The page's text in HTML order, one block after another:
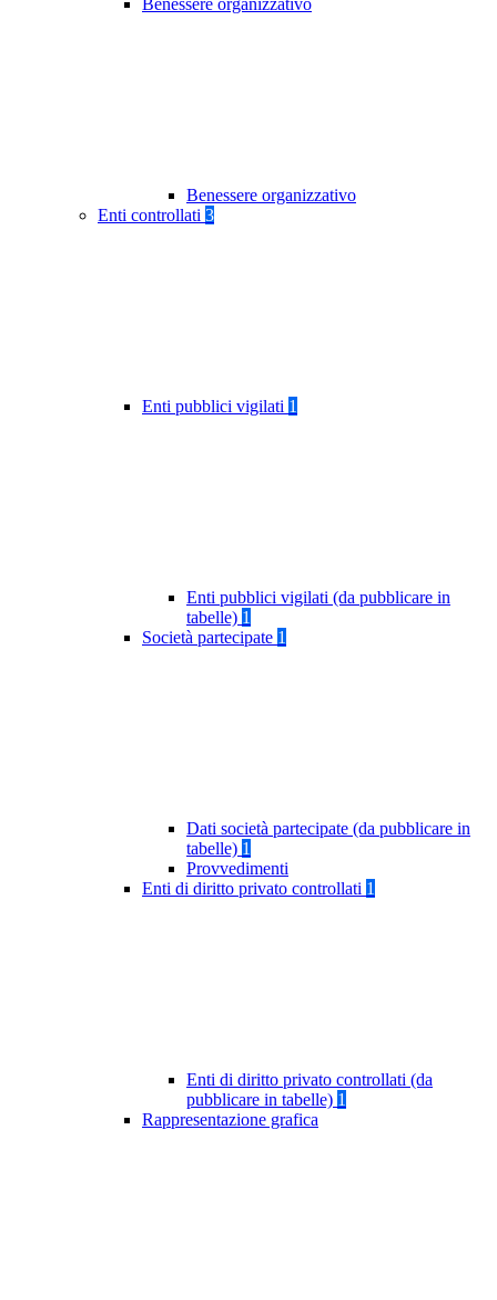
Benessere organizzativo
Benessere organizzativo
Enti controllati 3
Enti pubblici vigilati 1
Enti pubblici vigilati (da pubblicare in
tabelle) 1
Società partecipate 1
Dati società partecipate (da pubblicare in
tabelle) 1
Provvedimenti
Enti di diritto privato controllati 1
Enti di diritto privato controllati (da
pubblicare in tabelle) 1
Rappresentazione grafica